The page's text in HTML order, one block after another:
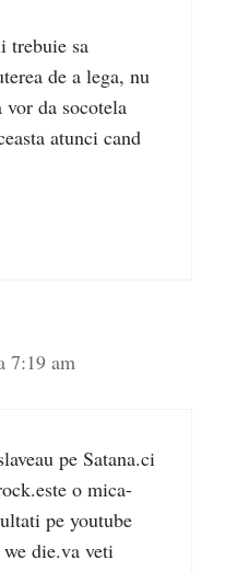
trebuie sa
de a lega, nu
da socotela
atunci cand
7:19 am
pe Satana.ci
o mica-
pe youtube
die.va veti